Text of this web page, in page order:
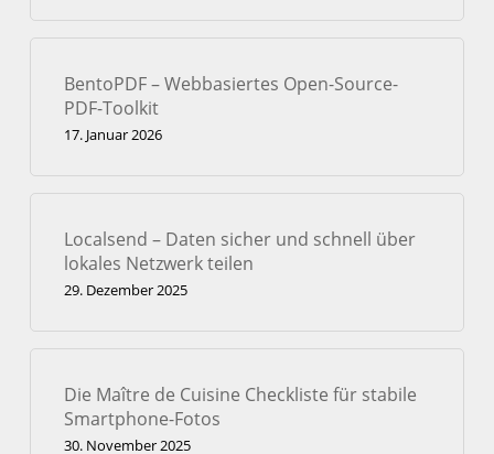
BentoPDF – Webbasiertes Open-Source-
PDF-Toolkit
17. Januar 2026
Localsend – Daten sicher und schnell über
lokales Netzwerk teilen
29. Dezember 2025
Die Maître de Cuisine Checkliste für stabile
Smartphone-Fotos
30. November 2025